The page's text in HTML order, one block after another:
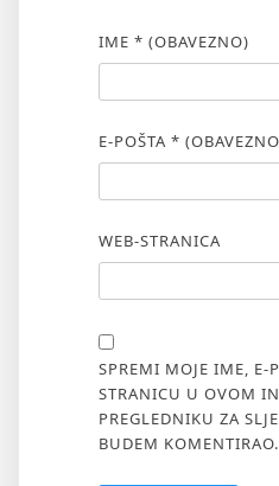
IME * (OBAVEZNO)
E-POŠTA *
WEB-STRANICA
SPREMI MOJE IME, E-
STRANICU U OVOM
PREGLEDNIKU ZA
BUDEM KOMENTIRAO.